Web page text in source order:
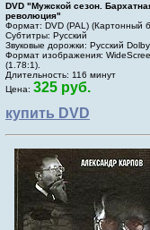
DVD "Мужской сезон.
революция"
Формат: DVD (PAL) (Картонный
Субтитры: Русский
Звуковые дорожки: Русский
Формат изображения:
(1.78:1).
Длительность: 116 минут
Цена: 325 руб.
купить DVD